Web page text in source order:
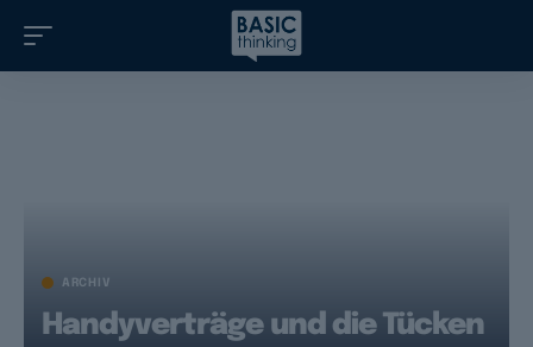
ARCHIV
Handyverträge und die Tücken